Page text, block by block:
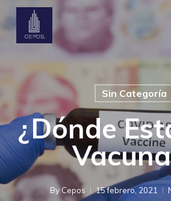
Skip
main
content
Sin Categoría
¿Dónde
ByCepos 15 febrero, 2021